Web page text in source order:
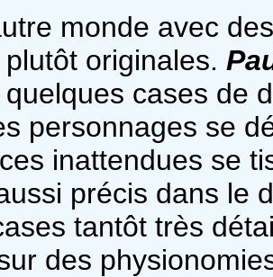
monde avec
originales.
cases de
personnages se
inattendues se
précis dans le
tantôt très
des